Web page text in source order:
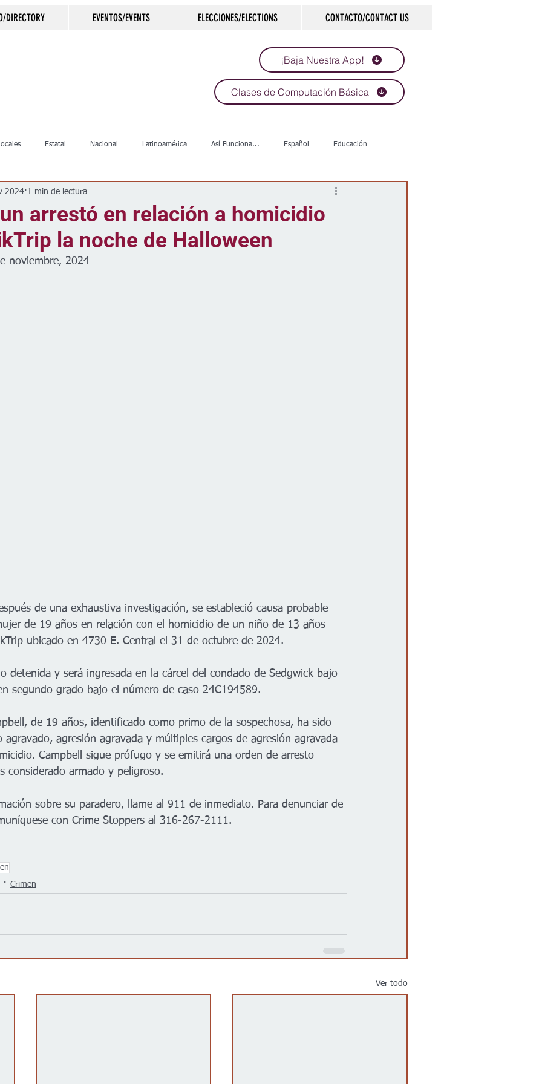
DIRECTORY EVENTOS/EVENTS ELECCIONES/ELECTIONS CONTACTO/CONTACT US
¡Baja Nuestra App!
Clases de Computación Básica
Estatal Nacional Latinoamérica Así Funciona... Español Educación
Salud Arte & Cultura
Escuelas Calles Desamparados Carreteras Comunidad
arrestó en relación a homicidio
la noche de Halloween
2024 1 min de lectura
noviembre, 2024
de una exhaustiva investigación, se estableció causa probable
de 19 años en relación con el homicidio de un niño de 13 años
ubicado en 4730 E. Central el 31 de octubre de 2024.
detenida y será ingresada en la cárcel del condado de Sedgwick bajo
segundo grado bajo el número de caso 24C194589.
de 19 años, identificado como primo de la sospechosa, ha sido
agravado, agresión agravada y múltiples cargos de agresión agravada
Campbell sigue prófugo y se emitirá una orden de arresto
considerado armado y peligroso.
sobre su paradero, llame al 911 de inmediato. Para denunciar de
con Crime Stoppers al 316-267-2111.
Crimen
Ver todo